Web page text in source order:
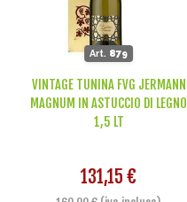
Art. 879
VINTAGE TUNINA FVG JERMANN
MAGNUM IN ASTUCCIO DI LEGNO
1,5 LT
131,15 €